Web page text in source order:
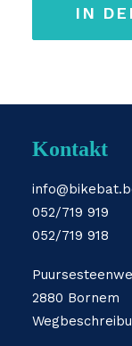
IN
Kontakt
052/719 919
052/719 918
2880 Bornem